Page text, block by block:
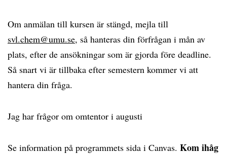
Om anmälan till kursen är stängd, mejla till
svl.chem@umu.se, så hanteras din förfrågan i mån av
plats, efter de ansökningar som är gjorda före deadline.
Så snart vi är tillbaka efter semestern kommer vi att
hantera din fråga.
Jag har frågor om omtentor i augusti
Se information på programmets sida i Canvas. Kom ihåg